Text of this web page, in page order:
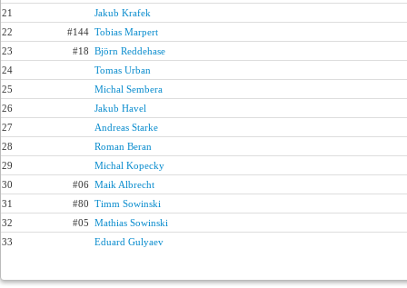
21
Jakub Krafek
22
#144 Tobias Marpert
23
#18 Björn Reddehase
24
Tomas Urban
25
Michal Sembera
26
Jakub Havel
27
Andreas Starke
28
Roman Beran
29
Michal Kopecky
30
#06 Maik Albrecht
31
#80 Timm Sowinski
32
#05 Mathias Sowinski
33
Eduard Gulyaev